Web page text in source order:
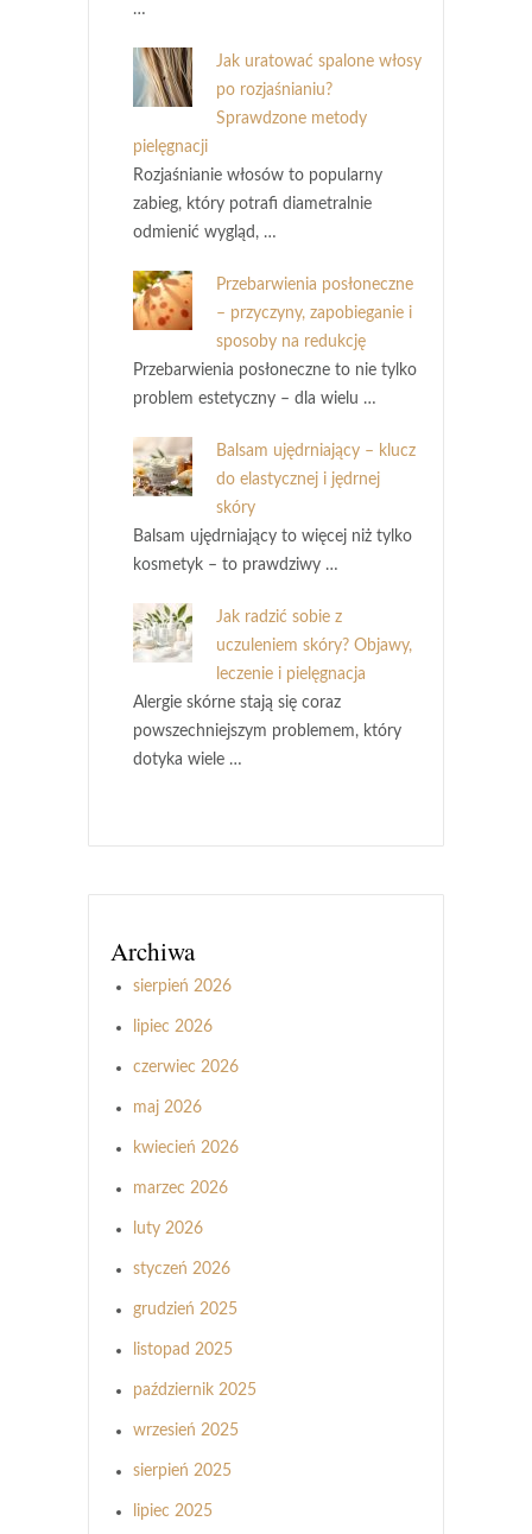
…
Jak uratować spalone włosy
po rozjaśnianiu?
Sprawdzone metody
pielęgnacji
Rozjaśnianie włosów to popularny
zabieg, który potrafi diametralnie
odmienić wygląd, …
Przebarwienia posłoneczne
– przyczyny, zapobieganie i
sposoby na redukcję
Przebarwienia posłoneczne to nie tylko
problem estetyczny – dla wielu …
Balsam ujędrniający – klucz
do elastycznej i jędrnej
skóry
Balsam ujędrniający to więcej niż tylko
kosmetyk – to prawdziwy …
Jak radzić sobie z
uczuleniem skóry? Objawy,
leczenie i pielęgnacja
Alergie skórne stają się coraz
powszechniejszym problemem, który
dotyka wiele …
Archiwa
sierpień 2026
lipiec 2026
czerwiec 2026
maj 2026
kwiecień 2026
marzec 2026
luty 2026
styczeń 2026
grudzień 2025
listopad 2025
październik 2025
wrzesień 2025
sierpień 2025
lipiec 2025